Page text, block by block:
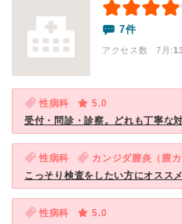
7件
アクセス数 7月:
性病科
5.0
受付・問診・診察。どれも丁寧な
性病科 カンジダ膣炎（膣カ
こっそり検査をしたい方にオスス
性病科
5.0